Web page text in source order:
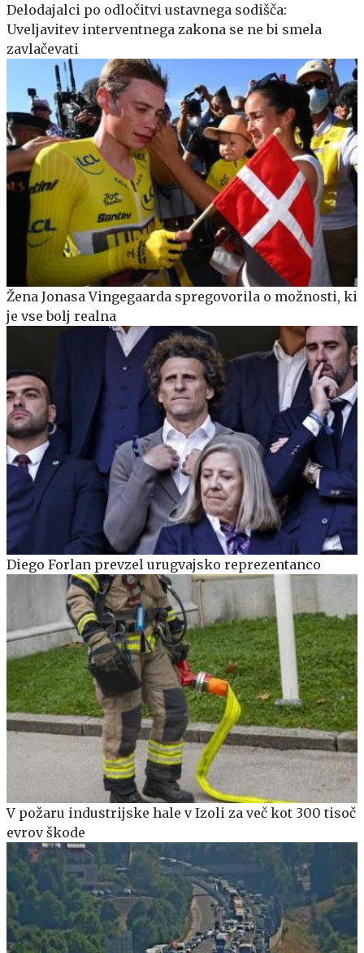
Delodajalci po odločitvi ustavnega sodišča:
Uveljavitev interventnega zakona se ne bi smela
zavlačevati
Žena Jonasa Vingegaarda spregovorila o možnosti, ki
je vse bolj realna
Diego Forlan prevzel urugvajsko reprezentanco
V požaru industrijske hale v Izoli za več kot 300 tisoč
evrov škode